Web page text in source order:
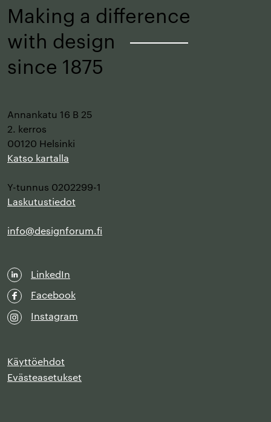
Making a difference
with design
since 1875
Annankatu 16 B 25
2. kerros
00120 Helsinki
Katso kartalla
Y-tunnus 0202299-1
Laskutustiedot
info@designforum.fi
LinkedIn
Facebook
Instagram
Käyttöehdot
Evästeasetukset